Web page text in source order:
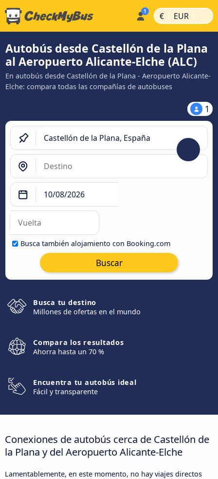
€ | EUR |
Autobús desde Castellón de la Plana
al Aeropuerto Alicante-Elche (ALC)
En autobús desde Castellón de la Plana - Aeropuerto Alicante-
Elche: compara todas las compañías de autobuses
1
Busca también alojamiento con Booking.com
Buscar
Busca tu destino
Millones de ofertas en el mundo
Compara los resultados
Ahorra hasta un 70 %
Encuentra tu autobús ideal
Fácil y transparente
Conexiones de autobús cerca de Castellón de
la Plana y del Aeropuerto Alicante-Elche
Lamentablemente, en este momento, no hay viajes directos